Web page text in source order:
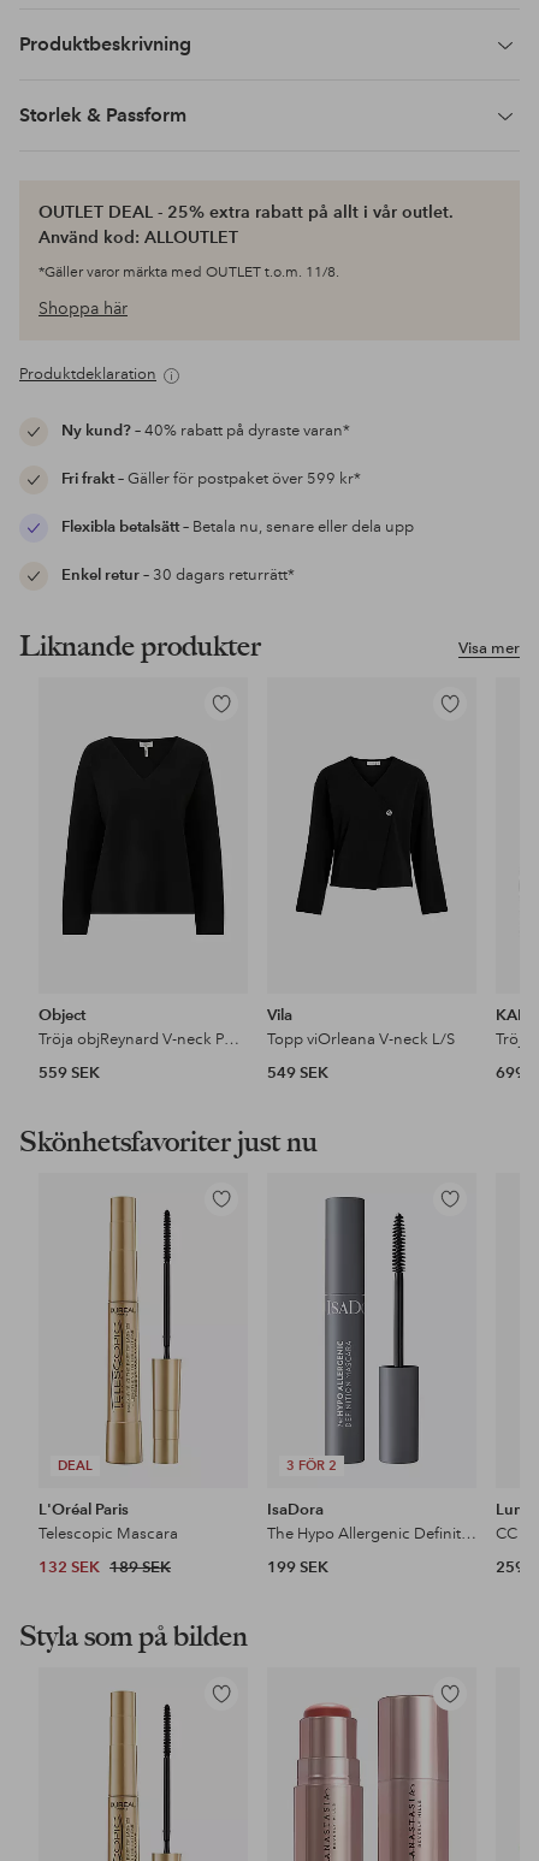
Produktbeskrivning
Storlek & Passform
OUTLET DEAL - 25% extra rabatt på allt i vår outlet.
Använd kod: ALLOUTLET
*Gäller varor märkta med OUTLET t.o.m. 11/8.
Shoppa här
Produktdeklaration
Ny kund?– 40% rabatt på dyraste varan*
Fri frakt– Gäller för postpaket över 599 kr*
Flexibla betalsätt– Betala nu, senare eller dela upp
Enkel retur– 30 dagars returrätt*
Visa mer
Liknande produkter
Lägg
i
favoriter
Object
Tröja objReynard V-neck Pullover
559 SEK
Lägg
Vila
Topp viOrleana V-neck L/S
549 SEK
699
Skönhetsfavoriter just nu
DEAL
Lägg
L'Oréal Paris
Telescopic Mascara
132 SEK 189 SEK
3 FÖR 2
Lägg
IsaDora
The Hypo Allergenic Definition Mascara
199 SEK
259
Styla som på bilden
Lägg
Lägg